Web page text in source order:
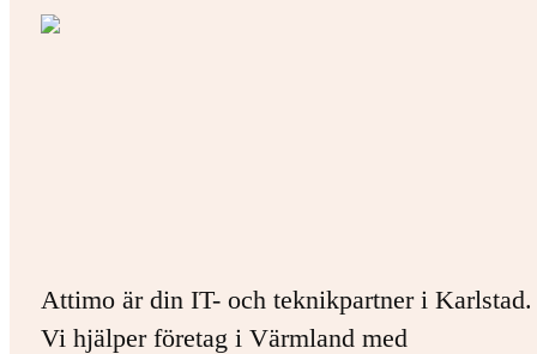
Attimo är din IT- och teknikpartner i Karlstad.
Vi hjälper företag i Värmland med